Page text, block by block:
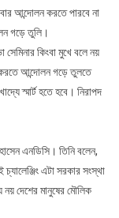
আন্দোলন করতে পারবে না
গড়ে তুলি।
সেমিনার কিংবা মুখে বলে নয়
করতে আন্দোলন গড়ে তুলতে
স্মার্ট হতে হবে। নিরাপদ
এনডিসি। তিনি বলেন,
এটা সরকার সংস্থা
দেশের মানুষের মৌলিক